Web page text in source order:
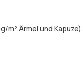
Ärmel und Kapuze).